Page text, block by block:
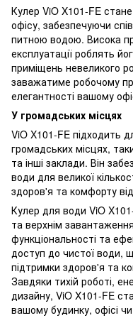
Кулер ViO X101-FE
офісу, забезпечуючи
питною водою. Висока
експлуатації роблять
приміщень невеликого
заважатиме робочому
елегантності вашому
У громадських місцях
ViO X101-FE підходить
громадських місцях,
та інші заклади. Він
води для великої
здоров'я та комфорту
Кулер для води ViO
та верхнім
функціональності та
доступ до чистої води,
підтримки здоров'я та
Завдяки тихій роботі,
дизайну, ViO X101-FE
вашому будинку, офісі